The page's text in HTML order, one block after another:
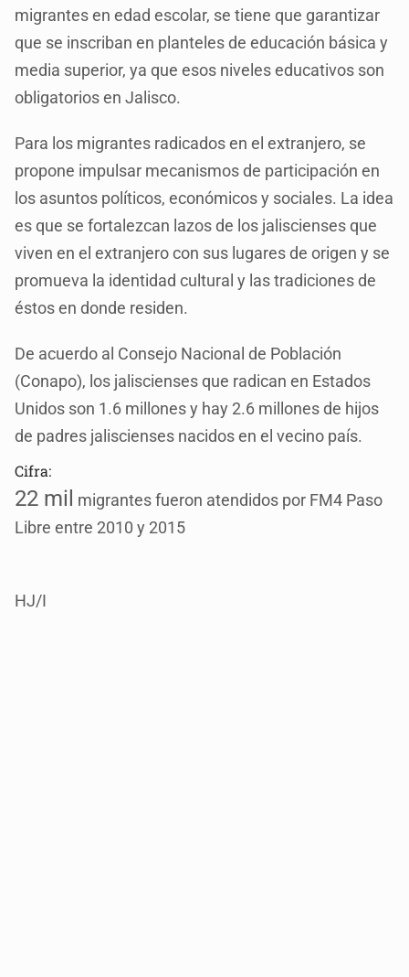
migrantes en edad escolar, se tiene que garantizar
que se inscriban en planteles de educación básica y
media superior, ya que esos niveles educativos son
obligatorios en Jalisco.
Para los migrantes radicados en el extranjero, se
propone impulsar mecanismos de participación en
los asuntos políticos, económicos y sociales. La idea
es que se fortalezcan lazos de los jaliscienses que
viven en el extranjero con sus lugares de origen y se
promueva la identidad cultural y las tradiciones de
éstos en donde residen.
De acuerdo al Consejo Nacional de Población
(Conapo), los jaliscienses que radican en Estados
Unidos son 1.6 millones y hay 2.6 millones de hijos
de padres jaliscienses nacidos en el vecino país.
Cifra:
22 mil migrantes fueron atendidos por FM4 Paso
Libre entre 2010 y 2015
HJ/I